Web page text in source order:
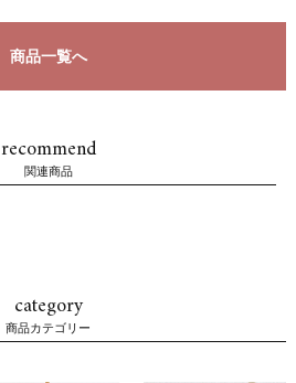
商品一覧へ
recommend
関連商品
category
商品カテゴリー